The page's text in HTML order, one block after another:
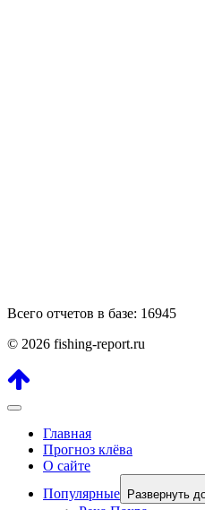
Всего отчетов в базе: 16945
© 2026 fishing-report.ru
Главная
Прогноз клёва
О сайте
Популярные
Развернуть